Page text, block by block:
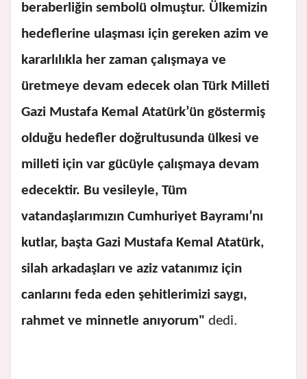
beraberliğin sembolü olmuştur. Ülkemizin
hedeflerine ulaşması için gereken azim ve
kararlılıkla her zaman çalışmaya ve
üretmeye devam edecek olan Türk Milleti
Gazi Mustafa Kemal Atatürk’ün göstermiş
olduğu hedefler doğrultusunda ülkesi ve
milleti için var gücüyle çalışmaya devam
edecektir. Bu vesileyle, Tüm
vatandaşlarımızın Cumhuriyet Bayramı’nı
kutlar, başta Gazi Mustafa Kemal Atatürk,
silah arkadaşları ve aziz vatanımız için
canlarını feda eden şehitlerimizi saygı,
rahmet ve minnetle anıyorum" dedi.